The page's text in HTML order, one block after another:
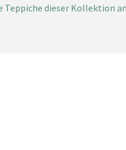
Teppiche dieser Kollektion an